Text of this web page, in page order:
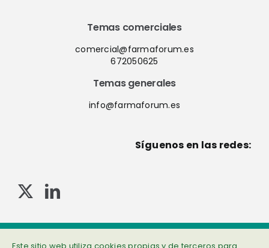
Temas comerciales
comercial@farmaforum.es
672050625
Temas generales
info@farmaforum.es
Síguenos en las redes:
© Copyright 2013-2023 . Todos los derechos reservados
Política de privacidad|Cookies|Aviso legal| Información adicional